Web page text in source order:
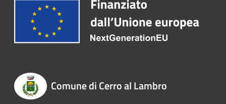
Comune di Cerro al Lambro